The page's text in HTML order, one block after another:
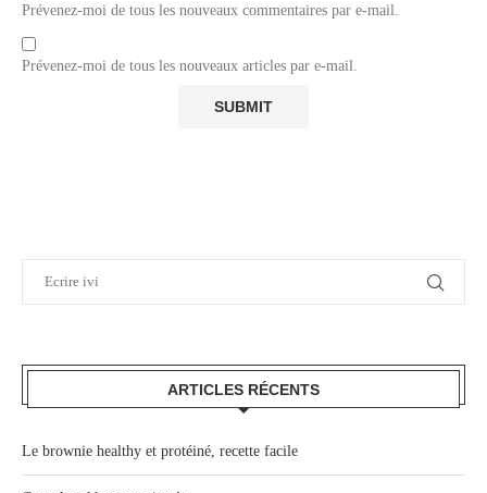
Prévenez-moi de tous les nouveaux commentaires par e-mail.
Prévenez-moi de tous les nouveaux articles par e-mail.
ARTICLES RÉCENTS
Le brownie healthy et protéiné, recette facile